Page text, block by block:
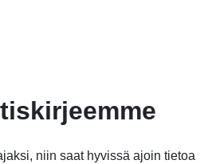
niin saat hyvissä ajoin tietoa